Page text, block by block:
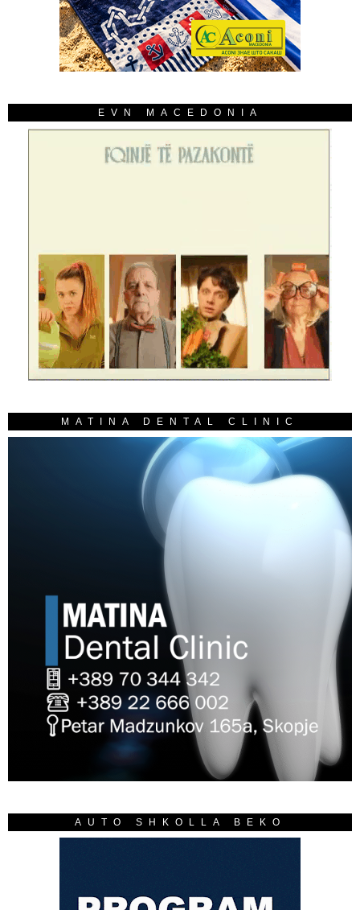
EVN MACEDONIA
MATINA DENTAL CLINIC
AUTO SHKOLLA BEKO